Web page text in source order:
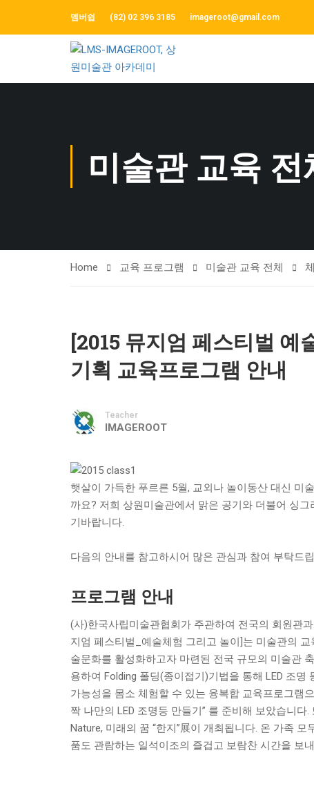
멤버쉽 (82) 02 396 3185 imageroot@gmail.com
미술관 교육 전
Home 교육 프로그램 미술관 교육 전체
[2015 뮤지엄 페스티벌 예
기획 교육프로그램 안내
Teacher
IMAGEROOT
햇살이 가득한 푸르른 5월, 교외나 놀이동산 대신 미
까요? 저희 상원미술관에서 맑은 공기와 더불어 싱
기바랍니다.
다음의 안내를 참고하시어 많은 관심과 참여 부탁드
프로그램 안내
(사)한국사립미술관협회가 주관하여 전국의 회원관
지엄 페스티벌_예술체험 그리고 놀이]는 미술관의
술문화를 활성화하고자 마련된 전국 규모의 미술관
용하여 Folding 폴딩(종이접기)기법을 통해 LED 조명
가능성을 몸소 체험할 수 있는 융복합 교육프로그램
짝 나만의 LED 조명등 만들기” 를 준비해 보았습니다
Nature, 미래의 꿈 “한지”展이 개최됩니다. 온 가족
품도 관람하는 일석이조의 즐겁고 보람찬 시간을 보